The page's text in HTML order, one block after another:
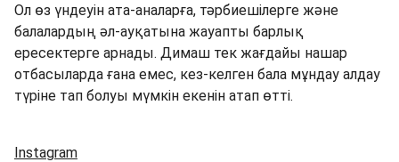
Ол өз үндеуін ата-аналарға, тәрбиешілерге және
балалардың әл-ауқатына жауапты барлық
ересектерге арнады. Димаш тек жағдайы нашар
отбасыларда ғана емес, кез-келген бала мұндау алдау
түріне тап болуы мүмкін екенін атап өтті.
Instagram